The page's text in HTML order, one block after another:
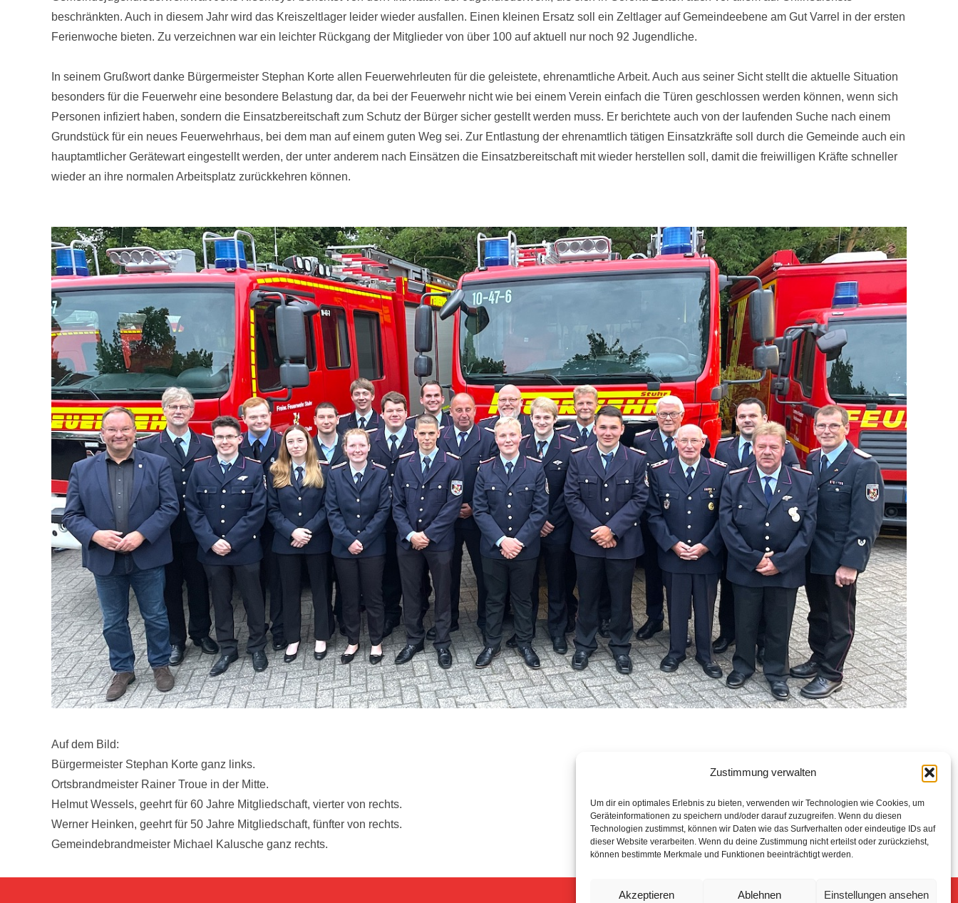
Zustimmung verwalten
Um dir ein optimales Erlebnis zu bieten, verwenden wir Technologien wie Cookies, um
Geräteinformationen zu speichern und/oder darauf zuzugreifen. Wenn du diesen
Technologien zustimmst, können wir Daten wie das Surfverhalten oder eindeutige IDs auf
dieser Website verarbeiten. Wenn du deine Zustimmung nicht erteilst oder zurückziehst,
können bestimmte Merkmale und Funktionen beeinträchtigt werden.
Akzeptieren Ablehnen Einstellungen ansehen
beschränkten. Auch in diesem Jahr wird das Kreiszeltlager leider wieder ausfallen. Einen kleinen Ersatz soll ein Zeltlager auf Gemeindeebene am Gut Varrel in der ersten
Ferienwoche bieten. Zu verzeichnen war ein leichter Rückgang der Mitglieder von über 100 auf aktuell nur noch 92 Jugendliche.
In seinem Grußwort danke Bürgermeister Stephan Korte allen Feuerwehrleuten für die geleistete, ehrenamtliche Arbeit. Auch aus seiner Sicht stellt die aktuelle Situation
besonders für die Feuerwehr eine besondere Belastung dar, da bei der Feuerwehr nicht wie bei einem Verein einfach die Türen geschlossen werden können, wenn sich
Personen infiziert haben, sondern die Einsatzbereitschaft zum Schutz der Bürger sicher gestellt werden muss. Er berichtete auch von der laufenden Suche nach einem
Grundstück für ein neues Feuerwehrhaus, bei dem man auf einem guten Weg sei. Zur Entlastung der ehrenamtlich tätigen Einsatzkräfte soll durch die Gemeinde auch ein
hauptamtlicher Gerätewart eingestellt werden, der unter anderem nach Einsätzen die Einsatzbereitschaft mit wieder herstellen soll, damit die freiwilligen Kräfte schneller
wieder an ihre normalen Arbeitsplatz zurückkehren können.
Auf dem Bild:
Bürgermeister Stephan Korte ganz links.
Ortsbrandmeister Rainer Troue in der Mitte.
Helmut Wessels, geehrt für 60 Jahre Mitgliedschaft, vierter von rechts.
Werner Heinken, geehrt für 50 Jahre Mitgliedschaft, fünfter von rechts.
Gemeindebrandmeister Michael Kalusche ganz rechts.